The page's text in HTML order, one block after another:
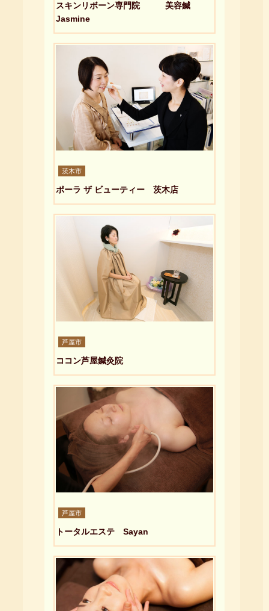
スキンリボーン専門院 美容鍼
Jasmine
茨木市
ポーラ ザ ビューティー 茨木店
芦屋市
ココン芦屋鍼灸院
芦屋市
トータルエステ Sayan